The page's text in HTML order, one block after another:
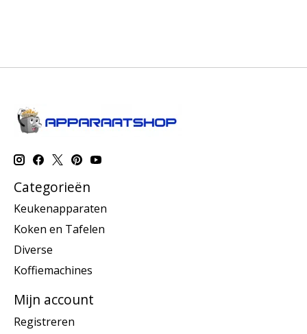
Categorieën
Keukenapparaten
Koken en Tafelen
Diverse
Koffiemachines
Mijn account
Registreren